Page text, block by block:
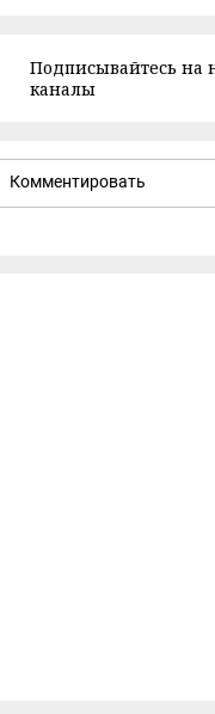
Подписывайтесь на
каналы
Комментировать